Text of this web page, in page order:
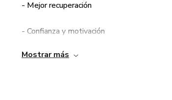
- Mejor recuperación
- Confianza y motivación
- Aplicabilidad a largo plazo
Mostrar más